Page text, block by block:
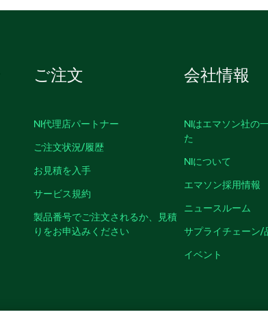
ご注文
NI代理店パートナー
ご注文状況/履歴
お見積を入手
サービス規約
製品番号でご注文されるか、見積
りをお申込みください
会社情報
NIはエマソン社の
た
NIについて
エマソン採用情報
ニュースルーム
サプライチェーン/
イベント